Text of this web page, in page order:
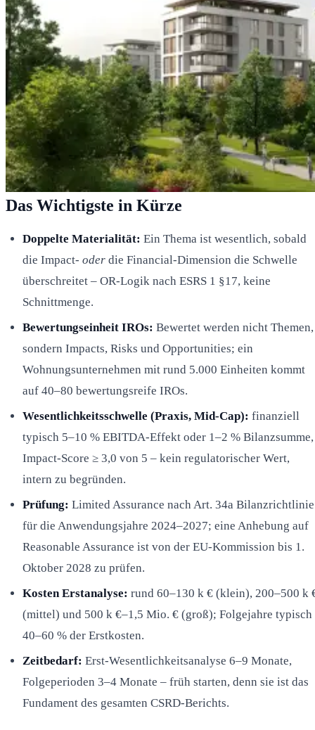
Das Wichtigste in Kürze
Doppelte Materialität: Ein Thema ist wesentlich, sobald
die Impact- oder die Financial-Dimension die Schwelle
überschreitet – OR-Logik nach ESRS 1 §17, keine
Schnittmenge.
Bewertungseinheit IROs: Bewertet werden nicht Themen,
sondern Impacts, Risks und Opportunities; ein
Wohnungsunternehmen mit rund 5.000 Einheiten kommt
auf 40–80 bewertungsreife IROs.
Wesentlichkeitsschwelle (Praxis, Mid-Cap): finanziell
typisch 5–10 % EBITDA-Effekt oder 1–2 % Bilanzsumme,
Impact-Score ≥ 3,0 von 5 – kein regulatorischer Wert,
intern zu begründen.
Prüfung: Limited Assurance nach Art. 34a Bilanzrichtlinie
für die Anwendungsjahre 2024–2027; eine Anhebung auf
Reasonable Assurance ist von der EU-Kommission bis 1.
Oktober 2028 zu prüfen.
Kosten Erstanalyse: rund 60–130 k € (klein), 200–500 k
(mittel) und 500 k €–1,5 Mio. € (groß); Folgejahre typisch
40–60 % der Erstkosten.
Zeitbedarf: Erst-Wesentlichkeitsanalyse 6–9 Monate,
Folgeperioden 3–4 Monate – früh starten, denn sie ist das
Fundament des gesamten CSRD-Berichts.